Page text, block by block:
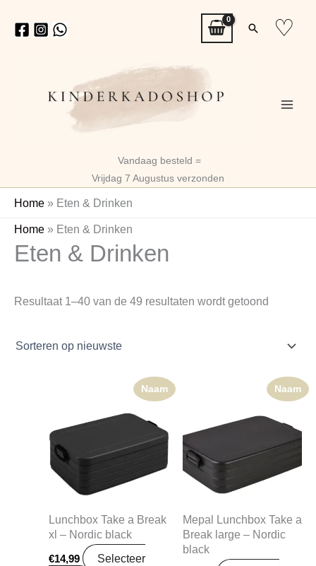
naar
Zoeken
♡
Vandaag besteld =
Vrijdag 7 Augustus verzonden
Home » Eten & Drinken
Home » Eten & Drinken
Eten & Drinken
Resultaat 1–40 van de 49 resultaten wordt getoond
Naam
Lunchbox Take a Break
xl – Nordic black
€14,99
Selecteer
Naam
Mepal Lunchbox Take a
Break large – Nordic
black